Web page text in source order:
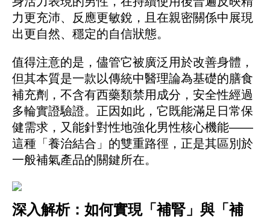
力更充沛、反應更敏銳，且在親密關係中展現
出更自然、穩定的自信狀態。
值得注意的是，儘管它被廣泛用於改善身體，
但其本質是一款以傳統中醫理論為基礎的膳食
補充劑，不含有西藥類禁用成分，安全性經過
多輪實證驗證。正因如此，它既能滿足日常保
健需求，又能針對性地強化男性核心機能——
這種「養治結合」的雙重路徑，正是其區別於
一般補氣產品的關鍵所在。
深入解析：如何實現「補腎」與「補